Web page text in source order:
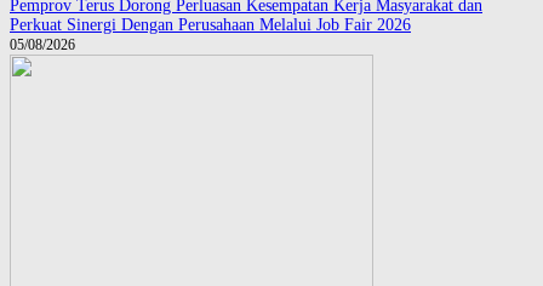
Pemprov Terus Dorong Perluasan Kesempatan Kerja Masyarakat dan
Perkuat Sinergi Dengan Perusahaan Melalui Job Fair 2026
05/08/2026